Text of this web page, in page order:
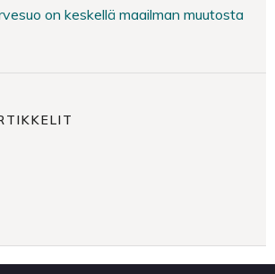
on keskellä maailman muutosta